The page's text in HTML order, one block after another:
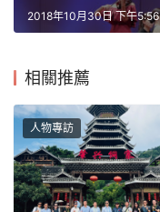
2018年10月30日 下午5:56
相關推薦
人物專訪